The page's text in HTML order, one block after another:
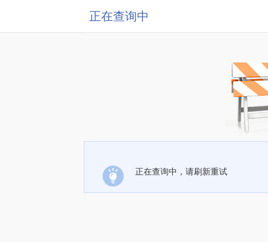
正在查询中
正在查询中，请刷新重试